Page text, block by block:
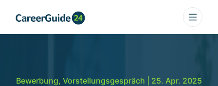
Bewerbung, Vorstellungsgespräch | 25. Apr. 2025